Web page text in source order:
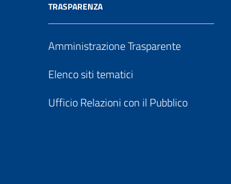
TRASPARENZA
Amministrazione Trasparente
Elenco siti tematici
Ufficio Relazioni con il Pubblico